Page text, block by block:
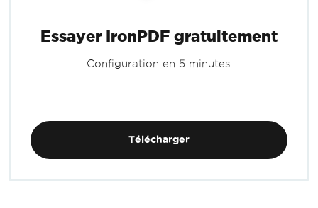
Essayer IronPDF gratuitement
Configuration en 5 minutes.
Télécharger